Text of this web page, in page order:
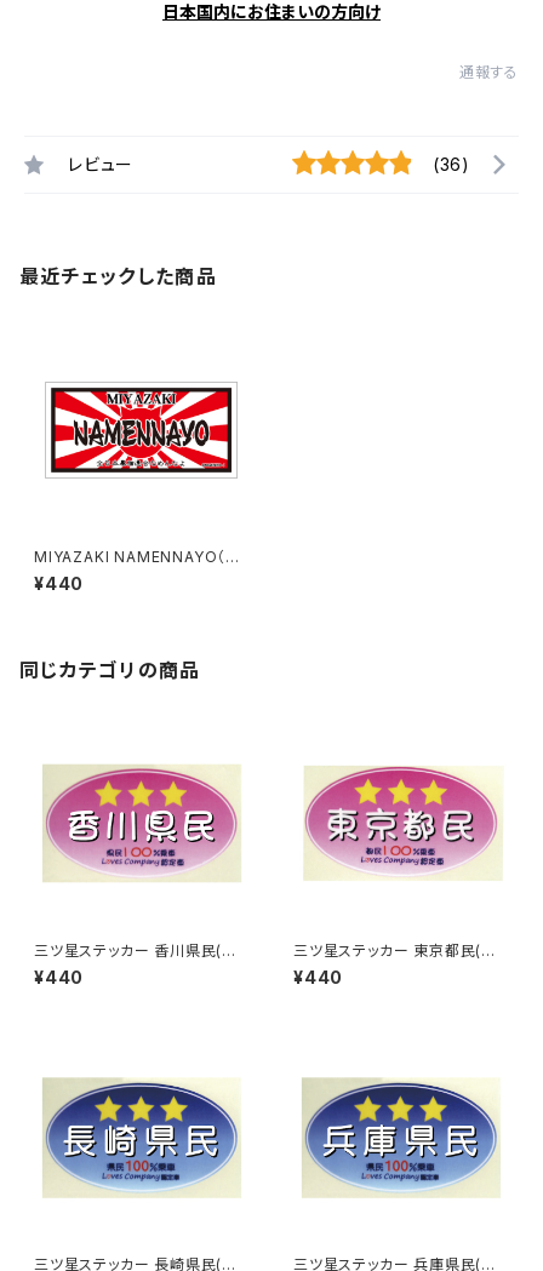
日本国内にお住まいの方向け
通報する
レビュー (36)
最近チェックした商品
MIYAZAKI NAMENNAYO（な
めねこ）ご当地ステッカー B-6
¥440
同じカテゴリの商品
三ツ星ステッカー 香川県民(ピ
ンク)
¥440
三ツ星ステッカー 東京都民(ピ
ンク)
¥440
三ツ星ステッカー 長崎県民(ブ 三ツ星ステッカー 兵庫県民(ブ